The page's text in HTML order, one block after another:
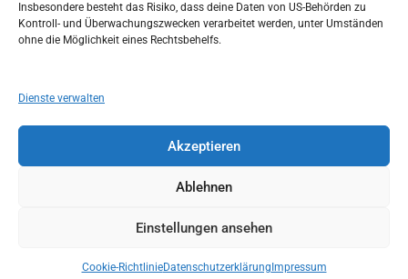
Insbesondere besteht das Risiko, dass deine Daten von US-Behörden zu
Kontroll- und Überwachungszwecken verarbeitet werden, unter Umständen
ohne die Möglichkeit eines Rechtsbehelfs.
Dienste verwalten
Akzeptieren
Ablehnen
Einstellungen ansehen
Cookie-RichtlinieDatenschutzerklärung Impressum
4 5 6 7 8 9 10
18 19
25 26 27 28 29 30 31
« Feb. Apr. »
Copyright © 2026Idemo u Svijet-Njemacka!
Theme by:Theme Horse Proudly Powered by: